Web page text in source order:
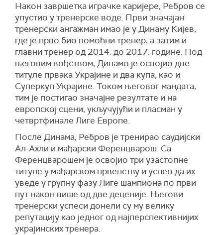
Након завршетка играчке каријере, Ребров се
упустио у тренерске воде. Први значајан
тренерски ангажман имао је у Динаму Кијев,
где је прво био помоћни тренер, а затим и
главни тренер од 2014. до 2017. године. Под
његовим вођством, Динамо је освојио две
титуле првака Украјине и два купа, као и
Суперкуп Украјине. Током његовог мандата,
тим је постигао значајне резултате и на
европској сцени, укључујући и пласман у
четвртфинале Лиге Европе.
После Динама, Ребров је тренирао саудијски
Ал-Ахли и мађарски Ференцварош. Са
Ференцварошем је освојио три узастопне
титуле у мађарском првенству и успео да их
уведе у групну фазу Лиге шампиона по први
пут након више од две деценије. Његови
тренерски успеси донели су му велику
репутацију као једног од најперспективнијих
украјинских тренера.